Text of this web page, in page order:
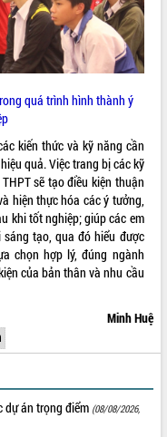
quá trình hình thành ý
kiến thức và kỹ năng cần
quả. Việc trang bị các kỹ
sẽ tạo điều kiện thuận
hiện thực hóa các ý tưởng,
khi tốt nghiệp; giúp các em
tạo, qua đó hiểu được
chọn hợp lý, đúng ngành
của bản thân và nhu cầu
Minh Huệ
dự án trọng điểm (08/08/2026,